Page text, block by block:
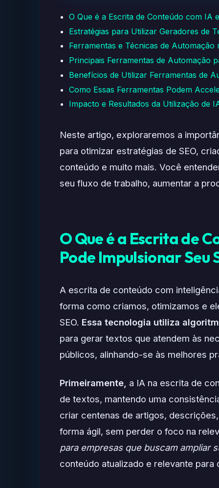
O Que é a Escrita de Conteúdo com IA
Estratégias para Utilizar Geradores de
Ferramentas e Técnicas de
Principais Ferramentas de Automação
Benefícios de Utilizar Ferramentas de
Como Essas Ferramentas Podem
Impacto e Resultados da Utilização de
Neste artigo, exploraremos a
para otimizar estratégias de SEO,
conteúdo e muito mais. Você
seu fluxo de trabalho, aumentar a
O Que é a Escrita de
Pode Impulsionar Seu
A escrita de conteúdo com
forma como criamos, otimizamos e
SEO. Essa tecnologia utiliza
para gerar textos que atendem às
públicos, alinhando-se às melhores
Primeiramente, a IA na escrita de
de textos, mantendo uma
criar centenas de artigos,
forma ágil, sem perder o foco na
para empresas que buscam ampliar
conteúdo atualizado e relevante para